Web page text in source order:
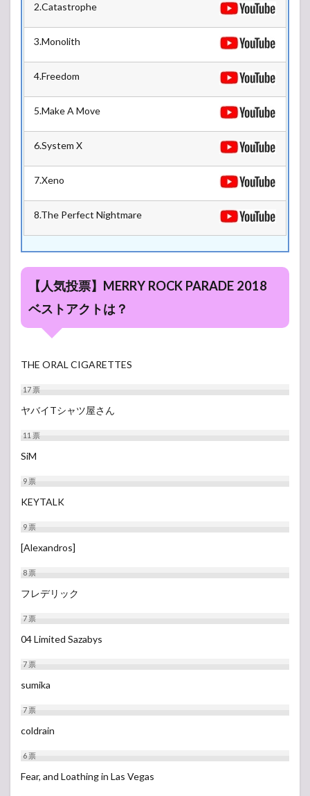
STAGE
2.2
NOEL
2.3
2.Catastrophe
3.Monolith
4.Freedom
5.Make A Move
6.System X
7.Xeno
8.The Perfect Nightmare
【人気投票】MERRY ROCK PARADE 2018
ベストアクトは？
THE ORAL CIGARETTES
17票
ヤバイTシャツ屋さん
11票
SiM
9票
KEYTALK
9票
[Alexandros]
8票
フレデリック
7票
04 Limited Sazabys
7票
sumika
7票
coldrain
6票
Fear, and Loathing in Las Vegas